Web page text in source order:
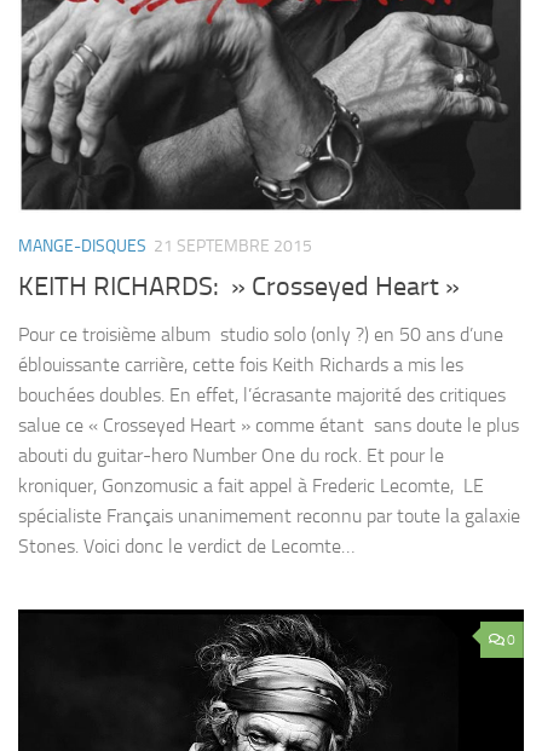
MANGE-DISQUES 21 SEPTEMBRE 2015
KEITH RICHARDS: » Crosseyed Heart »
Pour ce troisième album studio solo (only ?) en 50 ans d’une
éblouissante carrière, cette fois Keith Richards a mis les
bouchées doubles. En effet, l’écrasante majorité des critiques
salue ce « Crosseyed Heart » comme étant sans doute le plus
abouti du guitar-hero Number One du rock. Et pour le
kroniquer, Gonzomusic a fait appel à Frederic Lecomte, LE
spécialiste Français unanimement reconnu par toute la galaxie
Stones. Voici donc le verdict de Lecomte…
0